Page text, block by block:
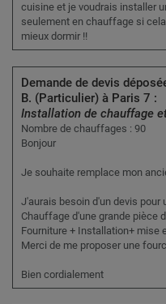
cuisine et je voudrais installer
seulement en chauffage si
mieux dormir !!
Demande de devis
B. (Particulier) à Paris 7 :
Installation de chauffage
Nombre de chauffages : 90
Bonjour
Je souhaite remplace mon
J'aurais besoin d'un devis pour
Chauffage d'une grande pièce
Fourniture + Installation+ mise
Merci de me proposer une
Bien cordialement